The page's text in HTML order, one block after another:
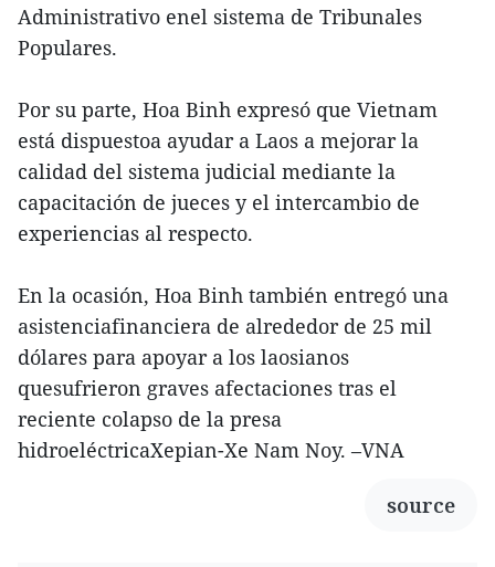
Administrativo enel sistema de Tribunales
Populares.
Por su parte, Hoa Binh expresó que Vietnam
está dispuestoa ayudar a Laos a mejorar la
calidad del sistema judicial mediante la
capacitación de jueces y el intercambio de
experiencias al respecto.
En la ocasión, Hoa Binh también entregó una
asistenciafinanciera de alrededor de 25 mil
dólares para apoyar a los laosianos
quesufrieron graves afectaciones tras el
reciente colapso de la presa
hidroeléctricaXepian-Xe Nam Noy. –VNA
source